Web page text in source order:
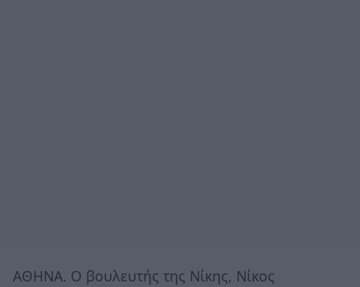
ΑΘΗΝΑ. Ο βουλευτής της Νίκης, Νίκος